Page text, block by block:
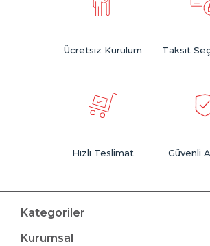
Ücretsiz Kurulum Taksit
Hızlı Teslimat Güvenli
Kategoriler
Kurumsal